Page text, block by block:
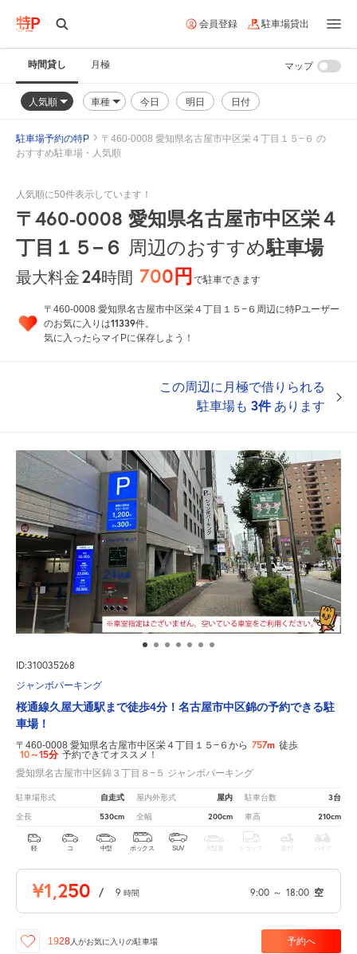
会員登録 駐車場貸出
時間貸し 月極
人気順 車種 今日 明日 日付
マップ
駐車場予約の特P
〒460-0008 愛知県名古屋市中区栄４丁目１５−６ の
おすすめ駐車場・人気順
人気順に50件表示しています！
〒460-0008 愛知県名古屋市中区栄４
丁目１５−６ 周辺のおすすめ駐車場
最大料金24時間 700円で駐車できます
〒460-0008 愛知県名古屋市中区栄４丁目１５−６周辺に特Pユーザー
のお気に入りは11339件。
気に入ったらマイPに保存しよう！
この周辺に月極で借りられる
駐車場も 3件あります
ID:310035268
ジャンボパーキング
桜通線久屋大通駅まで徒歩4分！名古屋市中区錦の予約できる駐
車場！
〒460-0008 愛知県名古屋市中区栄４丁目１５−６から 757m 徒歩
10～15分 予約できてオススメ！
愛知県名古屋市中区錦３丁目８−５ ジャンボパーキング
駐車場形式 自走式 屋内外形式 屋内 駐車台数 3台
全長 530cm 全幅 200cm 車高 210cm
軽 コ 中型 ボックス SUV 大型車 トラック 原付 バイク
¥1,250 / 9 時間 9:00 ～ 18:00 空
1928 人がお気に入りの駐車場 予約へ